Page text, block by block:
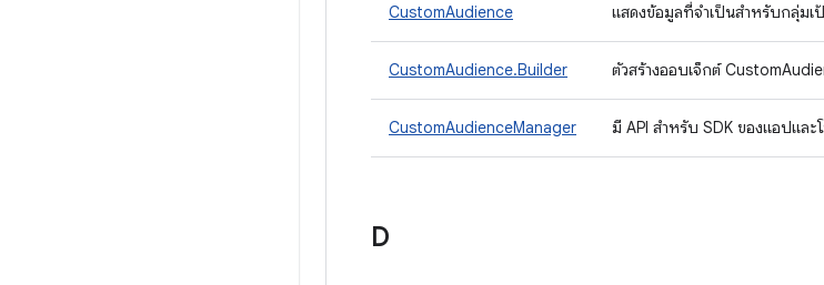
CustomAudience แสดงข้อมูลที่จําเป็นสําหรับกลุ่มเ
CustomAudience.Builder ตัวสร้างออบเจ็กต์
CustomAudienceManager มี API สําหรับ SDK ของแอปแล
D